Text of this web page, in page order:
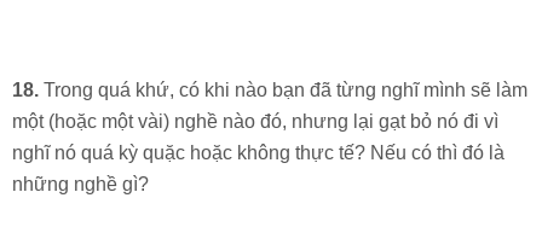
18. Trong quá khứ, có khi nào bạn đã từng nghĩ mình sẽ làm
một (hoặc một vài) nghề nào đó, nhưng lại gạt bỏ nó đi vì
nghĩ nó quá kỳ quặc hoặc không thực tế? Nếu có thì đó là
những nghề gì?